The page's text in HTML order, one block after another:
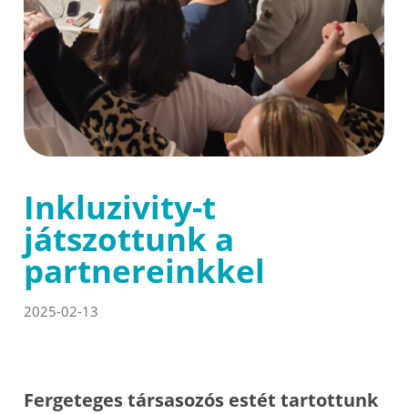
Inkluzivity-t
játszottunk a
partnereinkkel
2025-02-13
Fergeteges társasozós estét tartottunk